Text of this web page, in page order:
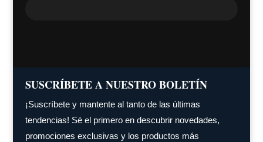
SUSCRÍBETE A NUESTRO BOLETÍN
¡Suscríbete y mantente al tanto de las últimas
tendencias! Sé el primero en descubrir novedades,
promociones exclusivas y los productos más